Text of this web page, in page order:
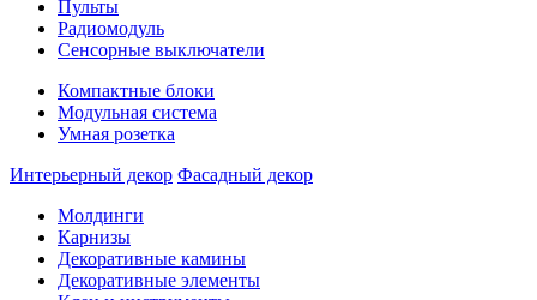
Пульты
Радиомодуль
Сенсорные выключатели
Компактные блоки
Модульная система
Умная розетка
Интерьерный декор Фасадный декор
Молдинги
Карнизы
Декоративные камины
Декоративные элементы